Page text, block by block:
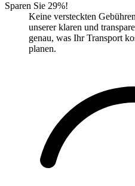
Sparen Sie 29%!
Keine versteckten
unserer klaren und
genau, was Ihr Transport
planen.